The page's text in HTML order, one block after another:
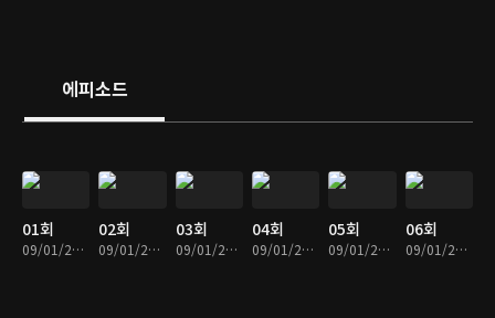
에피소드
01회
09/01/2016 • 4분
02회
09/01/2016 • 5분
03회
09/01/2016 • 5분
04회
09/01/2016 • 5분
05회
09/01/2016 • 5분
06회
09/01/2016 • 4분